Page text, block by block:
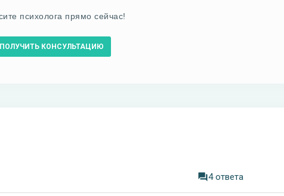
психолога прямо сейчас!
ПОЛУЧИТЬ КОНСУЛЬТАЦИЮ
4 ответа